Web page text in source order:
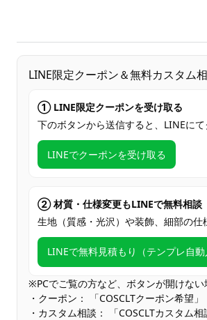
LINE限定クーポン＆無料カスタム
① LINE限定クーポンを受け取る
下のボタンから送信すると、LINEに
LINEでクーポンを受け取る
② 材質・仕様変更もLINEで無料相談
生地（質感・光沢）や装飾、細部の
LINEで無料見積もり（テンプレ自動
※PCでご覧の方など、ボタンが開けな
・クーポン： 「COSCLTクーポン希望」
・カスタム相談： 「COSCLTカスタム相